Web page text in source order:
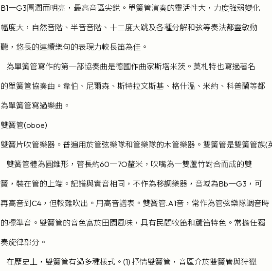
B1一G3圓潤而明亮，最高音區尖銳。單簧管演奏的靈活性大，力度強弱變化
幅度大，自然音階、半音音階、十二度大跳及各種分解和弦等奏法都靈敏動
聽，悠長的連續樂句的表現力較長笛為佳。
為單簧管寫作的第一部協奏曲是德國作曲家斯塔米茨。莫札特也寫過著名
的單簧管協奏曲。韋伯、尼爾森、斯特拉文斯基、格什溫、米約、科普蘭等都
為單簧管寫過樂曲。
雙簧管(oboe)
雙簧片吹管樂器。普遍用於管弦樂隊和管樂隊的木管樂器。雙簧管是雙簧管族(
雙簧管體為圓錐形，管長約60一7O釐米，吹嘴為一雙蘆竹對合而成的雙
簧，裝在管的上端。記譜與實音相同，不作為移調樂器，音域為Bb一G3，可
再高音到C4，但較難吹出。用高音譜表。雙簧管.A1音，常作為管弦樂隊調音時
的標準音。雙簧管的音色富於田園風味，具有民間牧笛和蘆笛特色。常擔任獨
奏旋律部分。
在歷史上，雙簧管有過多種樣式。(1) 抒情雙簧管，音區介於雙簧管與狩獵